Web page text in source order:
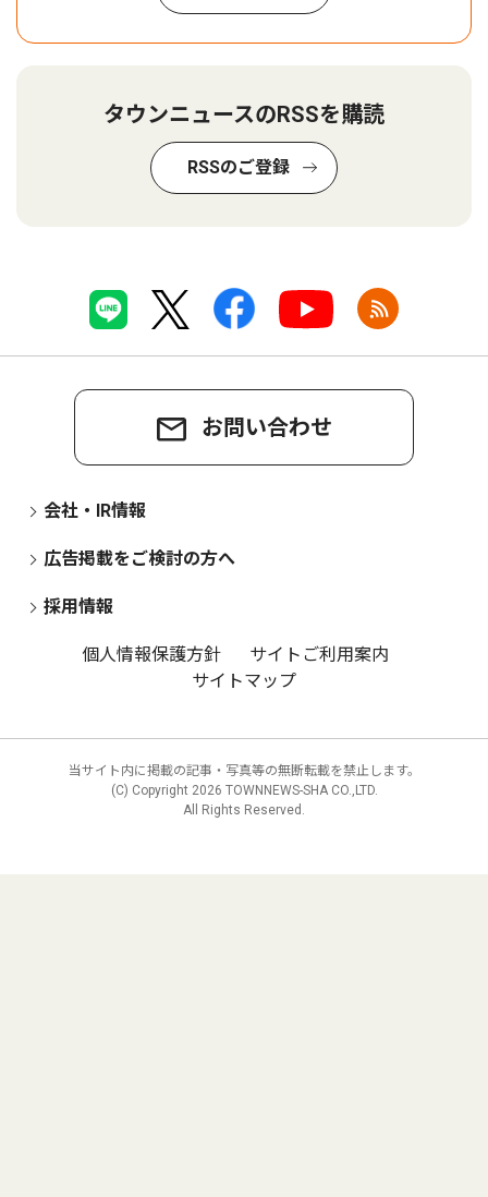
タウンニュースのRSSを購読
RSSのご登録
お問い合わせ
会社・IR情報
広告掲載をご検討の方へ
採用情報
個人情報保護方針
サイトご利用案内
サイトマップ
当サイト内に掲載の記事・写真等の無断転載を禁止します。
(C) Copyright 2026 TOWNNEWS-SHA CO.,LTD.
All Rights Reserved.